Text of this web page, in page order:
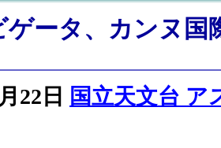
ゲータ、カンヌ国
22日
国立天文台 ア